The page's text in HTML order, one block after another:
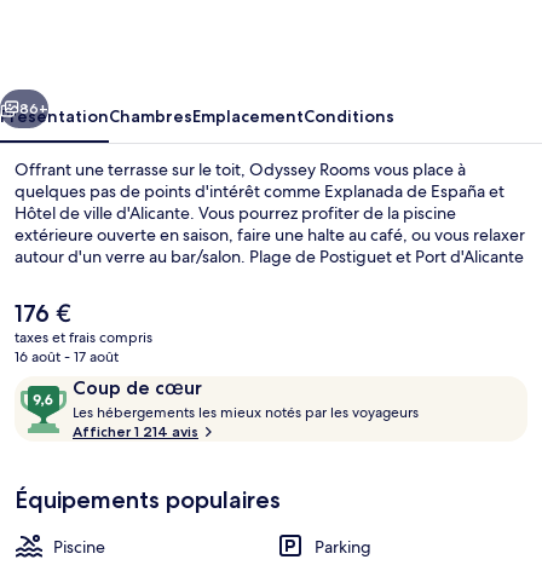
Suivant
86+
PrésentationChambresEmplacementConditions
Offrant une terrasse sur le toit, Odyssey Rooms vous place à
quelques pas de points d'intérêt comme Explanada de España et
Hôtel de ville d'Alicante. Vous pourrez profiter de la piscine
extérieure ouverte en saison, faire une halte au café, ou vous relaxer
autour d'un verre au bar/salon. Plage de Postiguet et Port d'Alicante
voyageurs adorent le personnel attentionné et la présentation
générale.
Le
prix
actuel
de
176 €.
176 €
taxes et frais compris
16 août - 17 août
Avis
voyageurs
Coup de cœur
9,6
sur
10,
cœur
Les hébergements les mieux notés par les voyageurs
Afficher 1 214 avis
Équipements populaires
Piscine
Parking